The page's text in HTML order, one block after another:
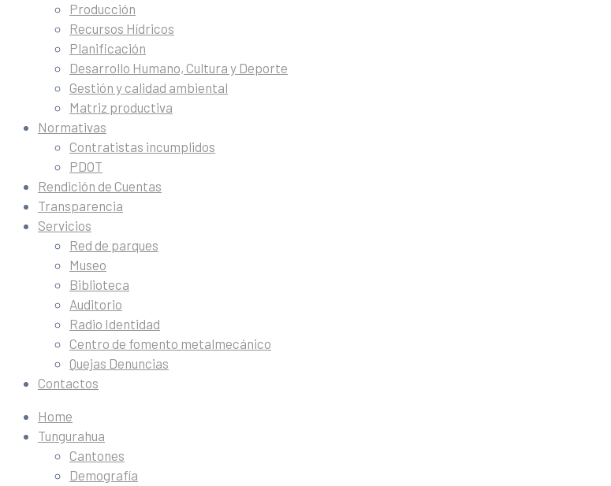
Producción
Recursos Hídricos
Planificación
Desarrollo Humano, Cultura y Deporte
Gestión y calidad ambiental
Matriz productiva
Normativas
Contratistas incumplidos
PDOT
Rendición de Cuentas
Transparencia
Servicios
Red de parques
Museo
Biblioteca
Auditorio
Radio Identidad
Centro de fomento metalmecánico
Quejas Denuncias
Contactos
Home
Tungurahua
Cantones
Demografía